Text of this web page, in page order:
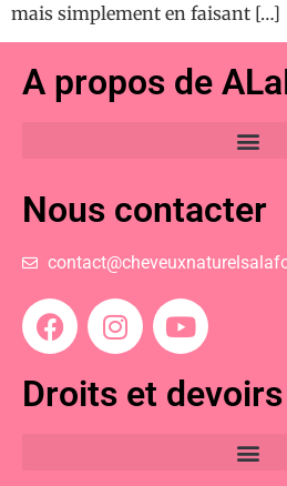
mais simplement en faisant […]
A propos de
Nous contacter
Droits et devoirs